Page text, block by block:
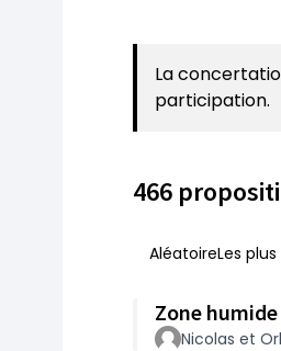
La
participation.
466
AléatoireLes
Zone
Nicolas et